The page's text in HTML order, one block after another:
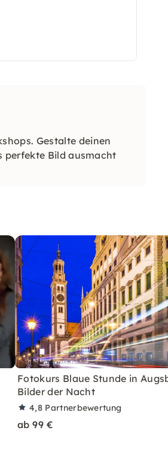
Gestalte deinen
perfekte Bild ausmacht
Fotokurs Blaue Stunde in
Bilder der Nacht
4,8 Partnerbewertung
ab 99 €